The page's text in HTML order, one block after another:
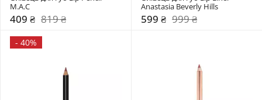
M.A.C
409 ₴ 819 ₴
Anastasia Beverly Hills
599 ₴ 999 ₴
- 40%